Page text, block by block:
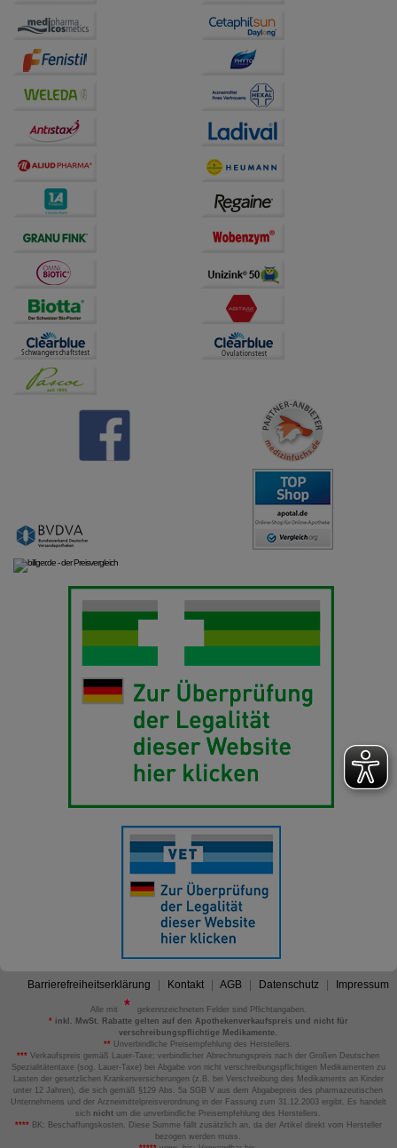
Barrierefreiheitserklärung Kontakt AGB Datenschutz Impressum
Alle mit
gekennzeichneten Felder sind Pflichtangaben.
*inkl. MwSt. Rabatte gelten auf den Apothekenverkaufspreis und nicht für
verschreibungspflichtige Medikamente.
** Unverbindliche Preisempfehlung des Herstellers.
*** Verkaufspreis gemäß Lauer-Taxe; verbindlicher Abrechnungspreis nach der Großen Deutschen
Spezialitätentaxe (sog. Lauer-Taxe) bei Abgabe von nicht verschreibungspflichtigen Medikamenten zu
Lasten der gesetzlichen Krankenversicherungen (z.B. bei Verschreibung des Medikaments an Kinder
unter 12 Jahren), die sich gemäß §129 Abs. 5a SGB V aus dem Abgabepreis des pharmazeutischen
Unternehmens und der Arzneimittelpreisverordnung in der Fassung zum 31.12.2003 ergibt. Es handelt
sich nicht um die unverbindliche Preisempfehlung des Herstellers.
****BK: Beschaffungskosten. Diese Summe fällt zusätzlich an, da der Artikel direkt vom Hersteller
bezogen werden muss.